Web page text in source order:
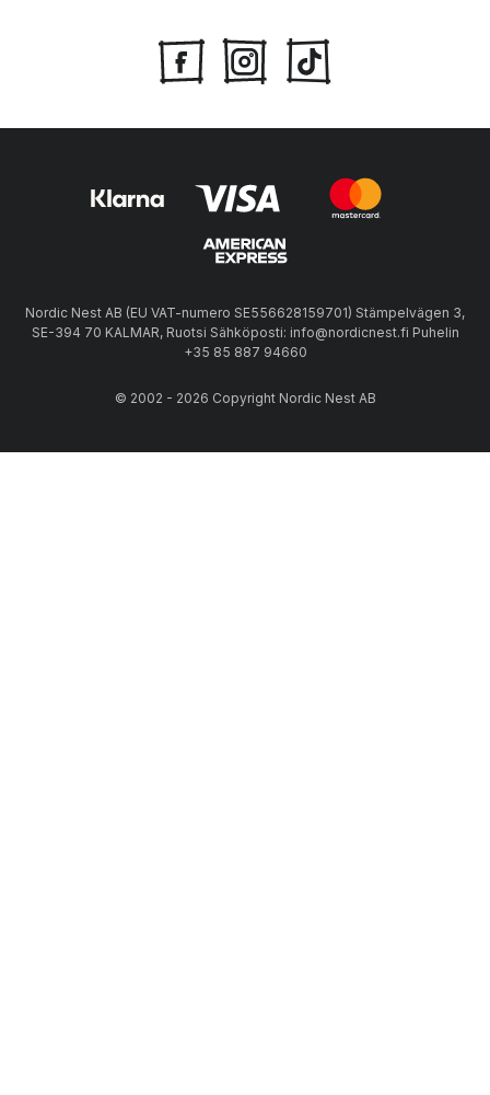
Nordic Nest AB (EU VAT-numero SE556628159701) Stämpelvägen 3,
SE-394 70 KALMAR, Ruotsi Sähköposti: info@nordicnest.fi Puhelin
+35 85 887 94660
© 2002 - 2026 Copyright Nordic Nest AB